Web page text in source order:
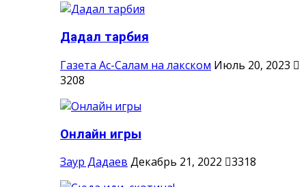
Дадал тарбия
Газета Ас-Салам на лакском Июль 20, 2023
3208
Онлайн игры
Заур Дадаев Декабрь 21, 2022 3318